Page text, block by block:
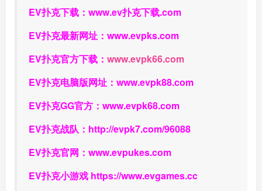
EV扑克下载： www.ev扑克下载.com
EV扑克最新网址： www.evpks.com
EV扑克官方下载： www.evpk66.com
EV扑克电脑版网址： www.evpk88.com
EV扑克GG官方： www.evpk68.com
EV扑克战队： http://evpk7.com/96088
EV扑克官网： www.evpukes.com
EV扑克小游戏 https://www.evgames.cc